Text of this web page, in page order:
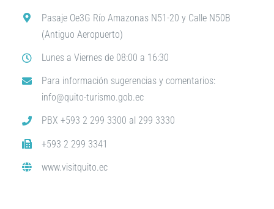
Pasaje Oe3G Río Amazonas N51-20 y Calle N50B
(Antiguo Aeropuerto)
Lunes a Viernes de 08:00 a 16:30
Para información sugerencias y comentarios:
info@quito-turismo.gob.ec
PBX +593 2 299 3300 al 299 3330
+593 2 299 3341
www.visitquito.ec